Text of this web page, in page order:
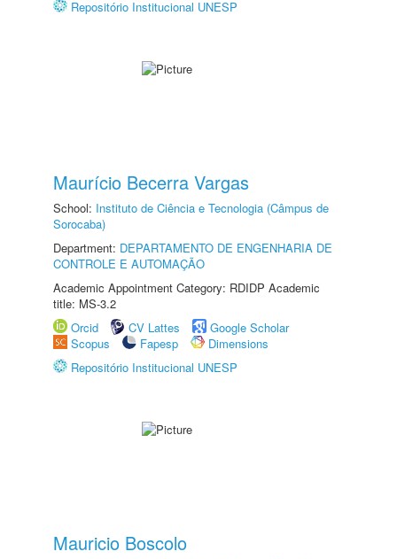
Repositório Institucional UNESP
Maurício Becerra Vargas
School: Instituto de Ciência e Tecnologia (Câmpus de
Sorocaba)
Department: DEPARTAMENTO DE ENGENHARIA DE
CONTROLE E AUTOMAÇÃO
Academic Appointment Category: RDIDP Academic
title: MS-3.2
Orcid
CV Lattes
Google Scholar
Scopus
Fapesp
Dimensions
Repositório Institucional UNESP
Mauricio Boscolo